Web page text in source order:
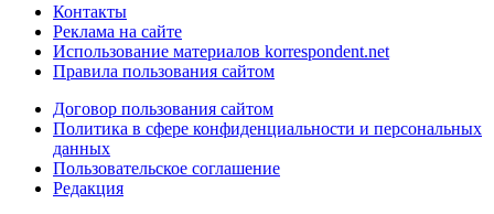
Контакты
Реклама на сайте
Использование материалов korrespondent.net
Правила пользования сайтом
Договор пользования сайтом
Политика в сфере конфиденциальности и персональных
данных
Пользовательское соглашение
Редакция